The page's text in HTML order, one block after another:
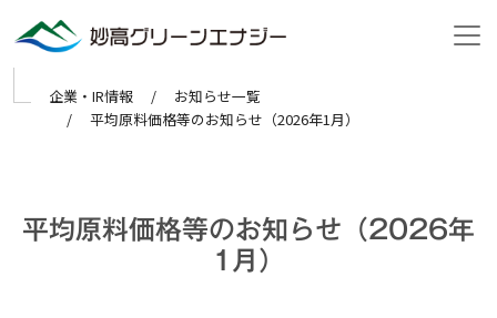
企業・IR情報
お知らせ一覧
平均原料価格等のお知らせ（2026年1月）
平均原料価格等のお知らせ（2026年
1月）